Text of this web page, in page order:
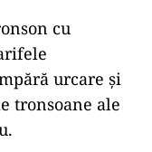
cu
urcare şi
tronsoane ale